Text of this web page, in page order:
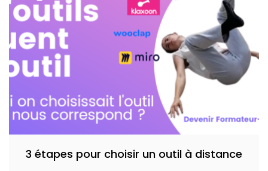
3 étapes pour choisir un outil à distance